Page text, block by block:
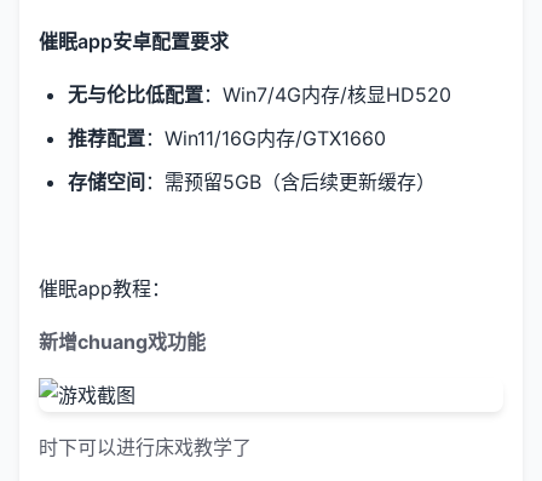
催眠app安卓配置要求
​无与伦比低配置​​：Win7/4G内存/核显HD520
​推荐配置​​：Win11/16G内存/GTX1660
​存储空间​ ​：需预留5GB（含后续更新缓存）
催眠app教程：
新增chuang戏功能
时下可以进行床戏教学了